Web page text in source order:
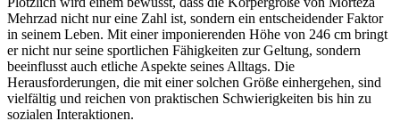
Mehrzad nicht nur eine Zahl ist, sondern ein entscheidender Faktor
in seinem Leben. Mit einer imponierenden Höhe von 246 cm bringt
er nicht nur seine sportlichen Fähigkeiten zur Geltung, sondern
beeinflusst auch etliche Aspekte seines Alltags. Die
Herausforderungen, die mit einer solchen Größe einhergehen, sind
vielfältig und reichen von praktischen Schwierigkeiten bis hin zu
sozialen Interaktionen.